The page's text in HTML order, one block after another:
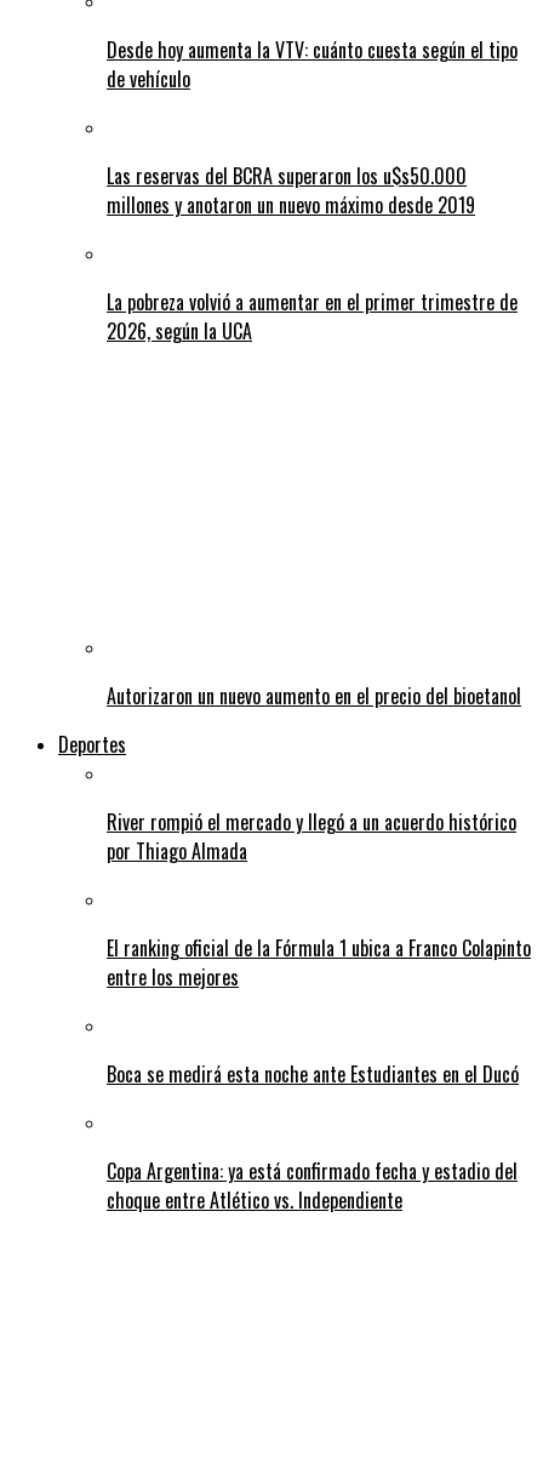
Desde hoy aumenta la VTV: cuánto cuesta según el tipo
de vehículo
Las reservas del BCRA superaron los u$s50.000
millones y anotaron un nuevo máximo desde 2019
La pobreza volvió a aumentar en el primer trimestre de
2026, según la UCA
Autorizaron un nuevo aumento en el precio del bioetanol
Deportes
River rompió el mercado y llegó a un acuerdo histórico
por Thiago Almada
El ranking oficial de la Fórmula 1 ubica a Franco Colapinto
entre los mejores
Boca se medirá esta noche ante Estudiantes en el Ducó
Copa Argentina: ya está confirmado fecha y estadio del
choque entre Atlético vs. Independiente